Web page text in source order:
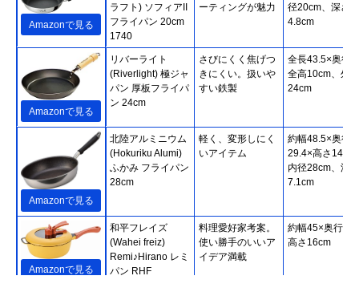
Amazonで見る
ラフト) ソフィアII
フライパン 20cm
1740
ーティングが魅力
径20cm、深さ
4.8cm
Amazonで見る
リバーライト
(Riverlight) 極ジャ
パン 厚板フライパ
ン 24cm
さびにくく焦げつ
きにくい。扱いや
すい鉄製
全長43.5×奥行
全高10cm、外径
24cm
Amazonで見る
北陸アルミニウム
(Hokuriku Alumi)
ふかみ フライパン
28cm
軽く、変形しにく
いアイテム
約幅48.5×奥行
29.4×高さ14cm
内径28cm、深さ
7.1cm
Amazonで見る
和平フレイズ
(Wahei freiz)
Remi♪Hirano レミ
パン RHF
料理愛好家考案。
使い勝手のいいア
イデア満載
約幅45×奥行25×
高さ16cm